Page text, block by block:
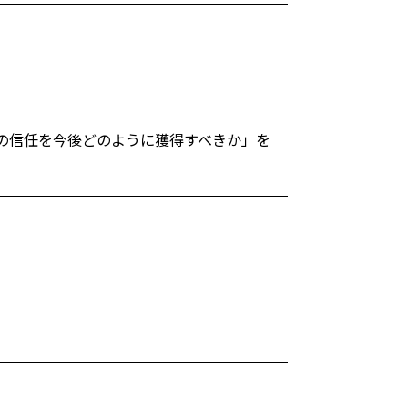
任を今後どのように獲得すべきか」を